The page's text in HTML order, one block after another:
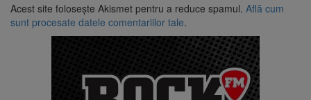
Acest site folosește Akismet pentru a reduce spamul. Află cum
sunt procesate datele comentariilor tale.